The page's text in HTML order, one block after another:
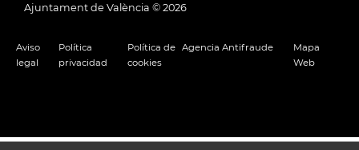
Ajuntament de València © 2026
Aviso
legal
Política
privacidad
Política de
cookies
Agencia Antifraude
Mapa
Web